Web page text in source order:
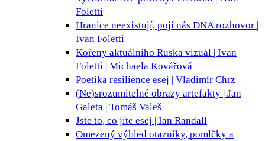
Foletti
Hranice neexistují, pojí nás DNA rozhovor |
Ivan Foletti
Kořeny aktuálního Ruska vizuál | Ivan
Foletti | Michaela Kovářová
Poetika resilience esej | Vladimír Chrz
(Ne)srozumitelné obrazy artefakty | Jan
Galeta | Tomáš Valeš
Jste to, co jíte esej | Ian Randall
Omezený výhled otazníky, pomlčky a